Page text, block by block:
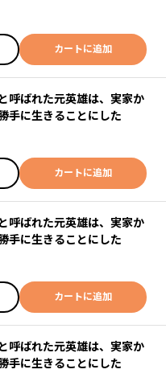
カートに追加
呼ばれた元英雄は、実家か
手に生きることにした
カートに追加
呼ばれた元英雄は、実家か
手に生きることにした
カートに追加
呼ばれた元英雄は、実家か
手に生きることにした